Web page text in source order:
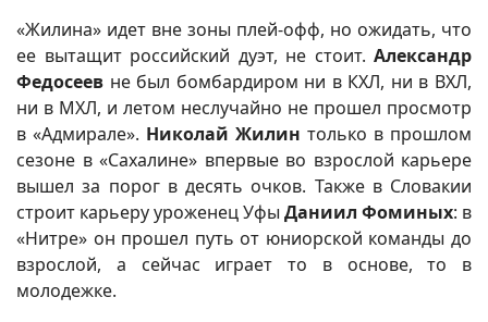
«Жилина» идет вне зоны плей-офф, но ожидать, что
ее вытащит российский дуэт, не стоит. Александр
Федосеев не был бомбардиром ни в КХЛ, ни в ВХЛ,
ни в МХЛ, и летом неслучайно не прошел просмотр
в «Адмирале». Николай Жилин только в прошлом
сезоне в «Сахалине» впервые во взрослой карьере
вышел за порог в десять очков. Также в Словакии
строит карьеру уроженец Уфы Даниил Фоминых: в
«Нитре» он прошел путь от юниорской команды до
взрослой, а сейчас играет то в основе, то в
молодежке.